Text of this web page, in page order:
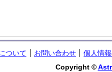
ついて お問い合わせ
個人情
Copyright ©